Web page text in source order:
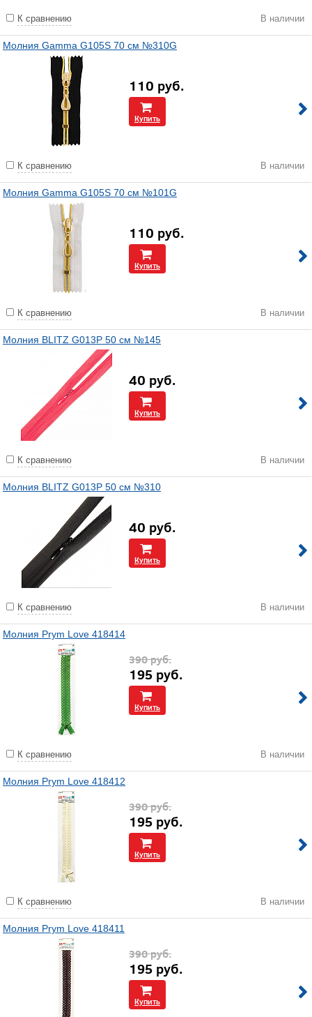
К сравнению В наличии
Молния Gamma G105S 70 см №310G
110 руб.
Купить
К сравнению В наличии
Молния Gamma G105S 70 см №101G
110 руб.
Купить
К сравнению В наличии
Молния BLITZ G013P 50 см №145
40 руб.
Купить
К сравнению В наличии
Молния BLITZ G013P 50 см №310
40 руб.
Купить
К сравнению В наличии
Молния Prym Love 418414
390руб.
195 руб.
Купить
К сравнению В наличии
Молния Prym Love 418412
390руб.
195 руб.
Купить
К сравнению В наличии
Молния Prym Love 418411
390руб.
195 руб.
Купить